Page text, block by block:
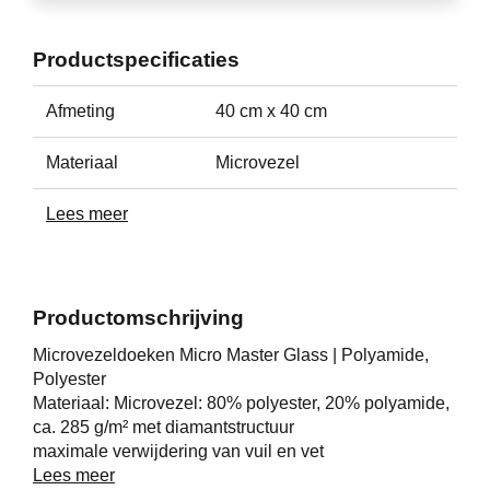
Productomschrijving
Microvezeldoeken Micro Master Glass | Polyamide,
Polyester
Materiaal: Microvezel: 80% polyester, 20% polyamide,
ca. 285 g/m² met diamantstructuur
maximale verwijdering van vuil en vet
streeploos en pluisvrij
Lees meer
Productspecificaties
Afmeting 40 cm x 40 cm
Materiaal Microvezel
Lees meer